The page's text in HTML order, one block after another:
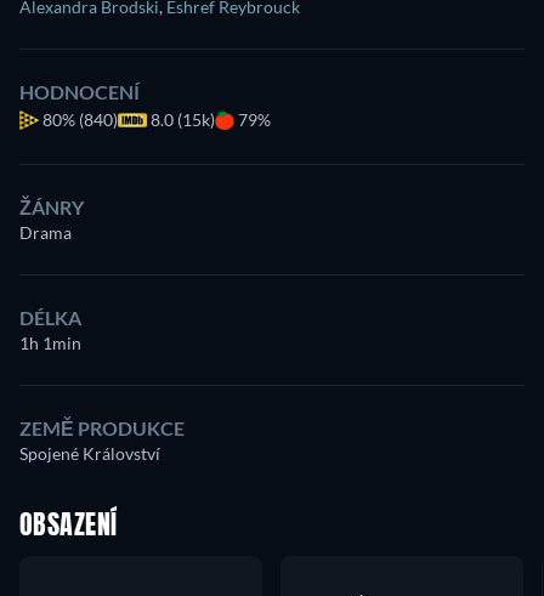
Alexandra Brodski, Eshref Reybrouck
HODNOCENÍ
80% (840) 8.0 (15k) 79%
ŽÁNRY
Drama
DÉLKA
1h 1min
ZEMĚ PRODUKCE
Spojené Království
OBSAZENÍ